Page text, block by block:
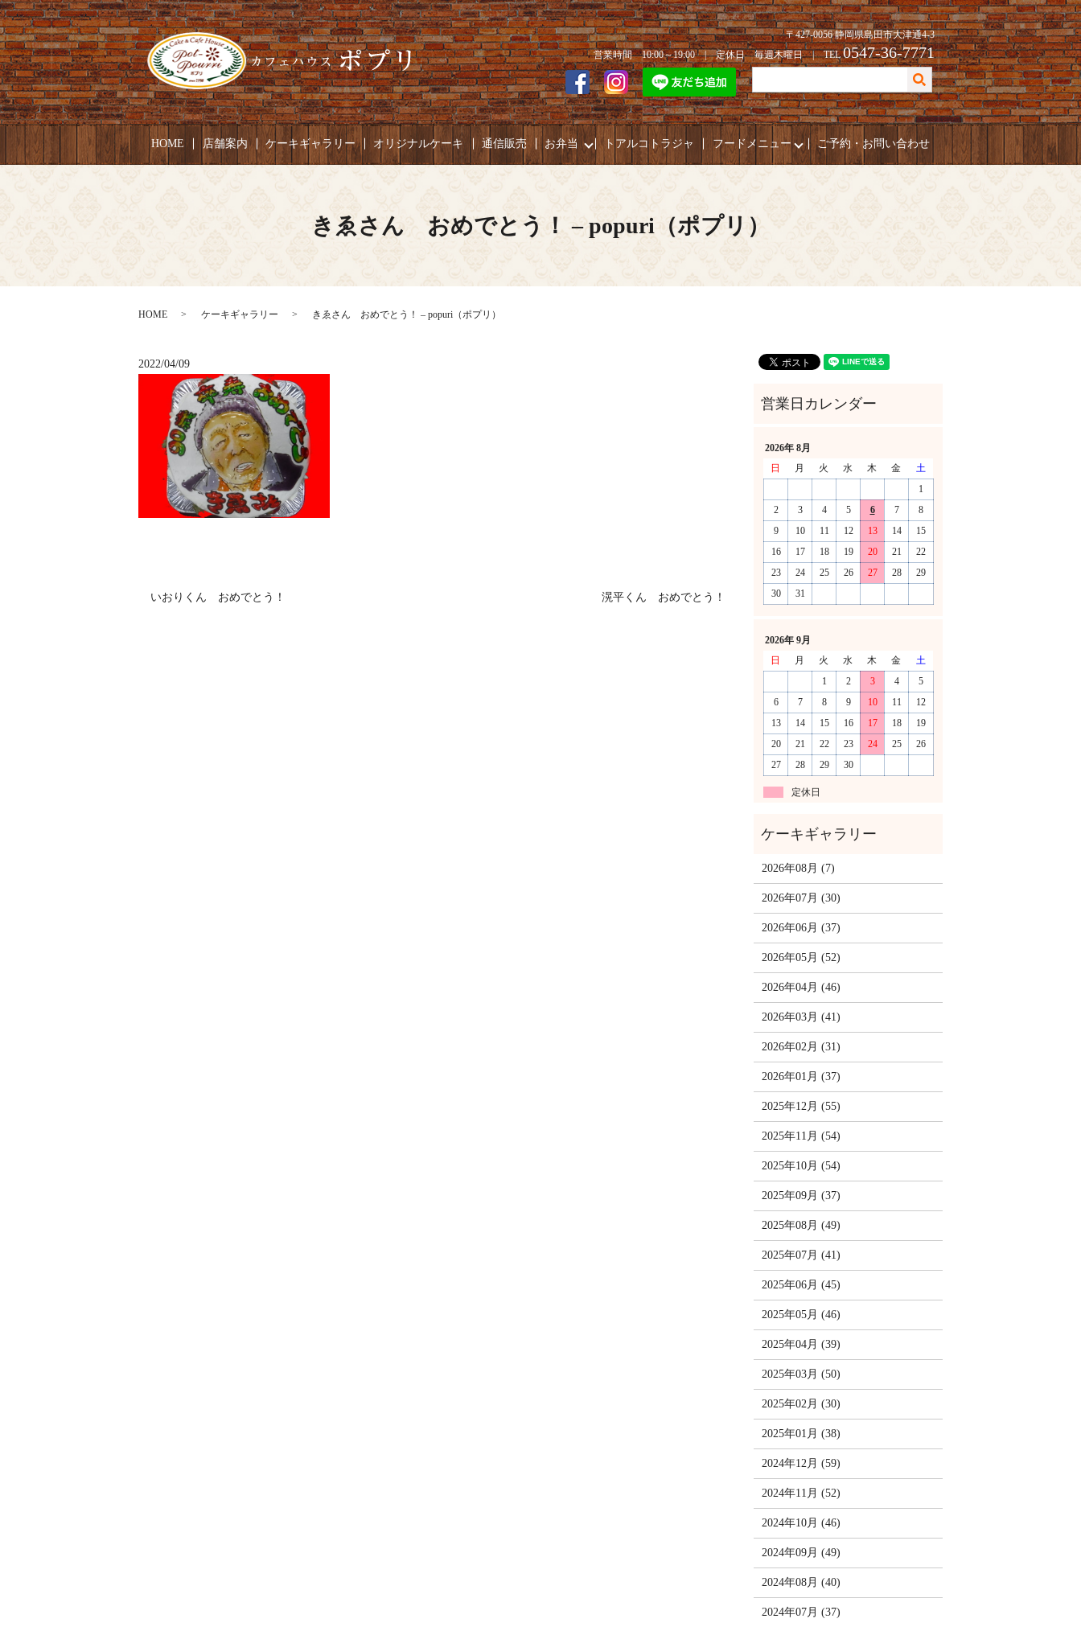
〒427-0056 静岡県島田市大津通4-3
営業時間 10:00～19:00 | 定休日 毎週木曜日 | TEL0547-36-7771
HOME 店舗案内 ケーキギャラリー オリジナルケーキ 通信販売 お弁当 トアルコトラジャ フードメニュー ご予約・お問い合わせ
きゑさん おめでとう！ – popuri（ポプリ）
HOME ケーキギャラリー きゑさん おめでとう！ – popuri（ポプリ）
2022/04/09
いおりくん おめでとう！ 滉平くん おめでとう！
2026年 8月
日
月 火 水 木 金
土
1
2
3 4 5 6 7
8
9
10 11 12 13 14
15
16
17 18 19 20 21
22
23
24 25 26 27 28
29
30
31
2026年 9月
日
月 火 水 木 金
土
1
2 3 4
5
6
7 8 9 10 11
12
13
14 15 16 17 18
19
20
21 22 23 24 25
26
27
28 29 30
定休日
2026年08月 (7)
2026年07月 (30)
2026年06月 (37)
2026年05月 (52)
2026年04月 (46)
2026年03月 (41)
2026年02月 (31)
2026年01月 (37)
2025年12月 (55)
2025年11月 (54)
2025年10月 (54)
2025年09月 (37)
2025年08月 (49)
2025年07月 (41)
2025年06月 (45)
2025年05月 (46)
2025年04月 (39)
2025年03月 (50)
2025年02月 (30)
2025年01月 (38)
2024年12月 (59)
2024年11月 (52)
2024年10月 (46)
2024年09月 (49)
2024年08月 (40)
2024年07月 (37)